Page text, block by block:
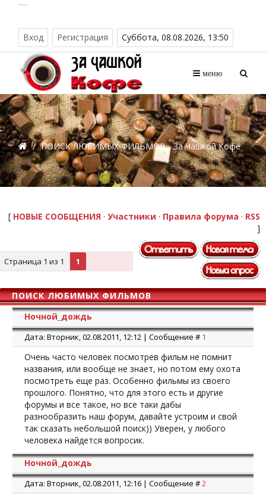
Вход Регистрация Суббота, 08.08.2026, 13:50
меню
/ ПОИСК ЛЮБИМЫХ ФИЛЬМОВ - За Чашкой Кофе
[ НОВЫЕ СООБЩЕНИЯ · Участники · Правила форума · RSS
]
Страница 1 из 1 1
ПОИСК ЛЮБИМЫХ ФИЛЬМОВ
Ночной_дождь
Дата: Вторник, 02.08.2011, 12:12 | Сообщение # 1
Очень часто человек посмотрев фильм не помнит
названия, или вообще не знает, но потом ему охота
посмотреть еще раз. Особенно фильмы из своего
прошлого. Понятно, что для этого есть и другие
форумы и все такое, но все таки дабы
разнообразить наш форум, давайте устроим и свой
так сказать небольшой поиск)) Уверен, у любого
человека найдется вопросик.
Ночной_дождь
Дата: Вторник, 02.08.2011, 12:16 | Сообщение #2